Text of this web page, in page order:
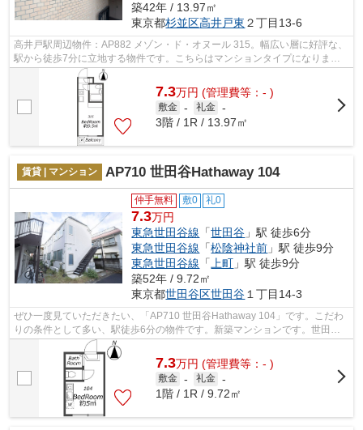
築42年 / 13.97㎡
東京都杉並区高井戸東 ２丁目13-6
高井戸駅周辺物件：AP882 メゾン・ド・オヌール 315。幅広い層に好評な、
駅から徒歩7分に立地する物件です。こちらはマンションタイプになりま
す。新たな生活を始めようとお考えの方に...
7.3万円 (管理費等：- )
敷金 - 礼金 -
3階 / 1R / 13.97㎡
賃貸 | マンション AP710 世田谷Hathaway 104
仲手無料 敷0 礼0
7.3万円
東急世田谷線 「世田谷 」駅 徒歩6分
東急世田谷線 「松陰神社前 」駅 徒歩9分
東急世田谷線 「 上町 」駅 徒歩9分
築52年 / 9.72㎡
東京都世田谷区世田谷 １丁目14-3
ぜひ一度見ていただきたい、「AP710 世田谷Hathaway 104」です。こだわ
りの条件として多い、駅徒歩6分の物件です。新築マンションです。世田谷
区内の賃貸物件をお探しなら、ネクストラ...
7.3万円 (管理費等：- )
敷金 - 礼金 -
1階 / 1R / 9.72㎡